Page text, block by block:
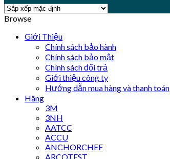
Browse
Giới Thiệu
Chính sách bảo hành
Chính sách bảo mật
Chính sách đổi trả
Giới thiệu công ty
Hướng dẫn mua hàng và thanh toán
Hãng
3M
3NH
AATCC
ACCU
ANCHORCHEF
ARCOTEST